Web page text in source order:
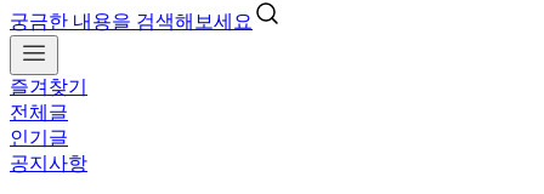
궁금한 내용을 검색해보세요
즐겨찾기
전체글
인기글
공지사항